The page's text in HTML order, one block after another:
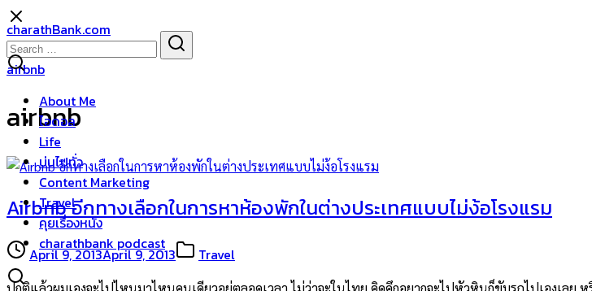
Skip
to
content
charathBank.com
About Me
ไอดอล
Life
บ่นไปทั่ว
Content Marketing
Travel
คุยเรื่องหนัง
charathbank podcast
Search
for:
airbnb
airbnb
Airbnb อีกทางเลือกในการหาห้องพักในต่างประเทศแบบไม่ง้อโรงแรม
April 9, 2013April 9, 2013 Travel